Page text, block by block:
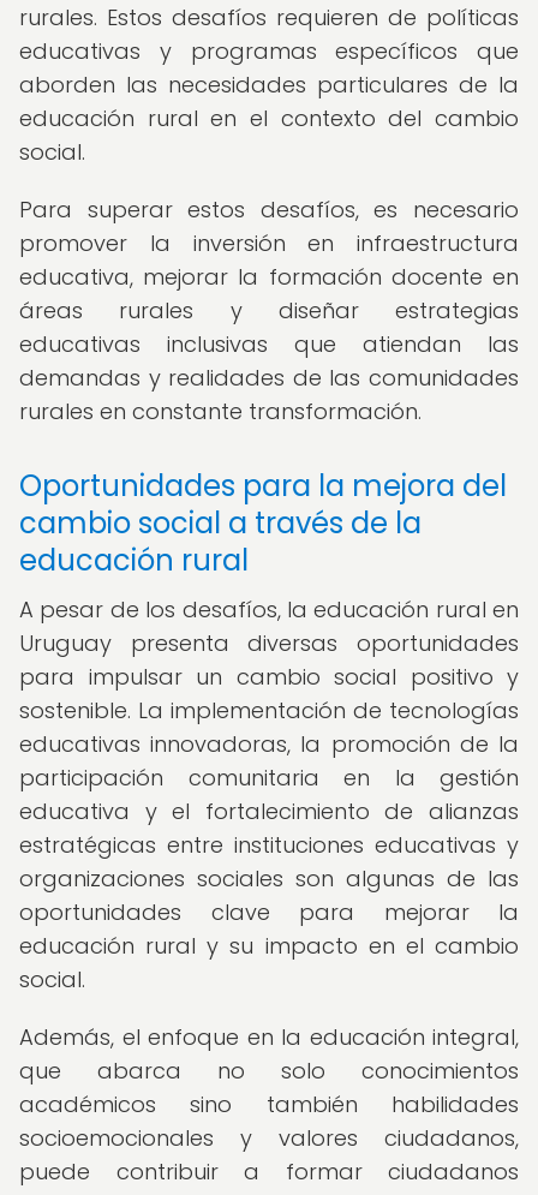
rurales. Estos desafíos requieren de políticas
educativas y programas específicos que
aborden las necesidades particulares de la
educación rural en el contexto del cambio
social.
Para superar estos desafíos, es necesario
promover la inversión en infraestructura
educativa, mejorar la formación docente en
áreas rurales y diseñar estrategias
educativas inclusivas que atiendan las
demandas y realidades de las comunidades
rurales en constante transformación.
Oportunidades para la mejora del
cambio social a través de la
educación rural
A pesar de los desafíos, la educación rural en
Uruguay presenta diversas oportunidades
para impulsar un cambio social positivo y
sostenible. La implementación de tecnologías
educativas innovadoras, la promoción de la
participación comunitaria en la gestión
educativa y el fortalecimiento de alianzas
estratégicas entre instituciones educativas y
organizaciones sociales son algunas de las
oportunidades clave para mejorar la
educación rural y su impacto en el cambio
social.
Además, el enfoque en la educación integral,
que abarca no solo conocimientos
académicos sino también habilidades
socioemocionales y valores ciudadanos,
puede contribuir a formar ciudadanos